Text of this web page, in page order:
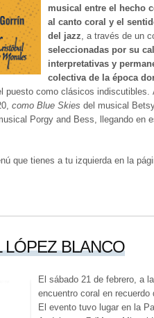
musical entre el hecho
al canto coral y el
del jazz , a través de un
seleccionadas por su
interpretativas y
colectiva de la época
puesto como clásicos indiscutibles.
como Blue Skies del musical
Porgy and Bess, llegando en
que tienes a tu izquierda en la
LÓPEZ BLANCO
El sábado 21 de febrero, a
encuentro coral en
El evento tuvo lugar en la